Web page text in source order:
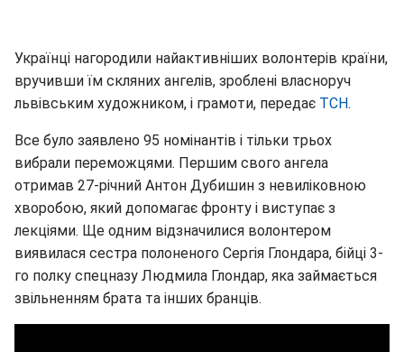
Українці нагородили найактивніших волонтерів країни,
вручивши їм скляних ангелів, зроблені власноруч
львівським художником, і грамоти, передає ТСН.
Все було заявлено 95 номінантів і тільки трьох
вибрали переможцями. Першим свого ангела
отримав 27-річний Антон Дубишин з невиліковною
хворобою, який допомагає фронту і виступає з
лекціями. Ще одним відзначилися волонтером
виявилася сестра полоненого Сергія Глондара, бійці 3-
го полку спецназу Людмила Глондар, яка займається
звільненням брата та інших бранців.